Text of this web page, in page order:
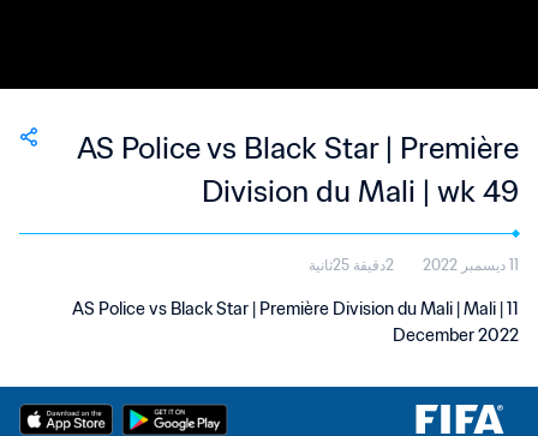
AS Police vs Black Star | Première
Division du Mali | wk 49
11 ديسمبر 2022 2دقيقة 25ثانية
AS Police vs Black Star | Première Division du Mali | Mali | 11
December 2022